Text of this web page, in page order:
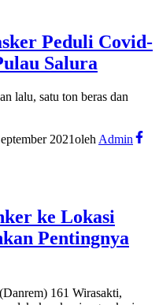
Peduli Covid-
Salura
lalu, satu ton beras dan
2021oleh Admin
ke Lokasi
Pentingnya
161 Wirasakti,